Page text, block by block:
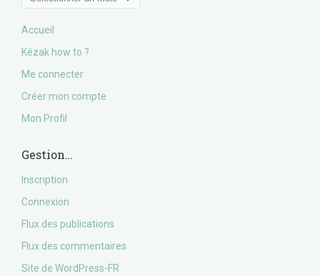
Accueil
Kézak how to ?
Me connecter
Créer mon compte
Mon Profil
Gestion…
Inscription
Connexion
Flux des publications
Flux des commentaires
Site de WordPress-FR